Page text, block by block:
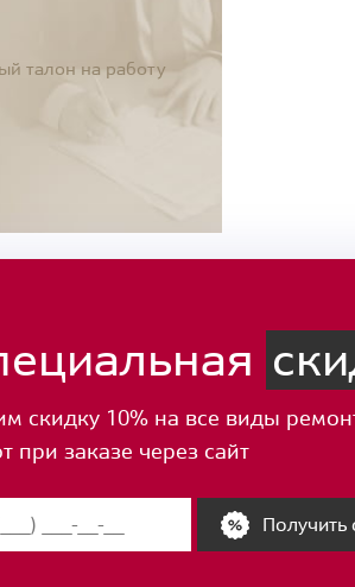
талон на работу
скидку 10% на все виды
при заказе через сайт
Получить